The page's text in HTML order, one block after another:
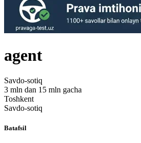
agent
Savdo-sotiq
3 mln dan 15 mln gacha
Toshkent
Savdo-sotiq
Batafsil